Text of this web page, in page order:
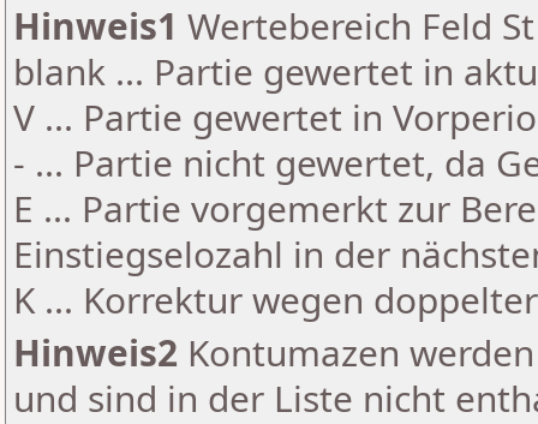
Hinweis1 Wertebereich Feld
blank ... Partie gewertet in
V ... Partie gewertet in
- ... Partie nicht gewertet, da
E ... Partie vorgemerkt zur
Einstiegselozahl in der
K ... Korrektur wegen
Hinweis2 Kontumazen
und sind in der Liste nicht